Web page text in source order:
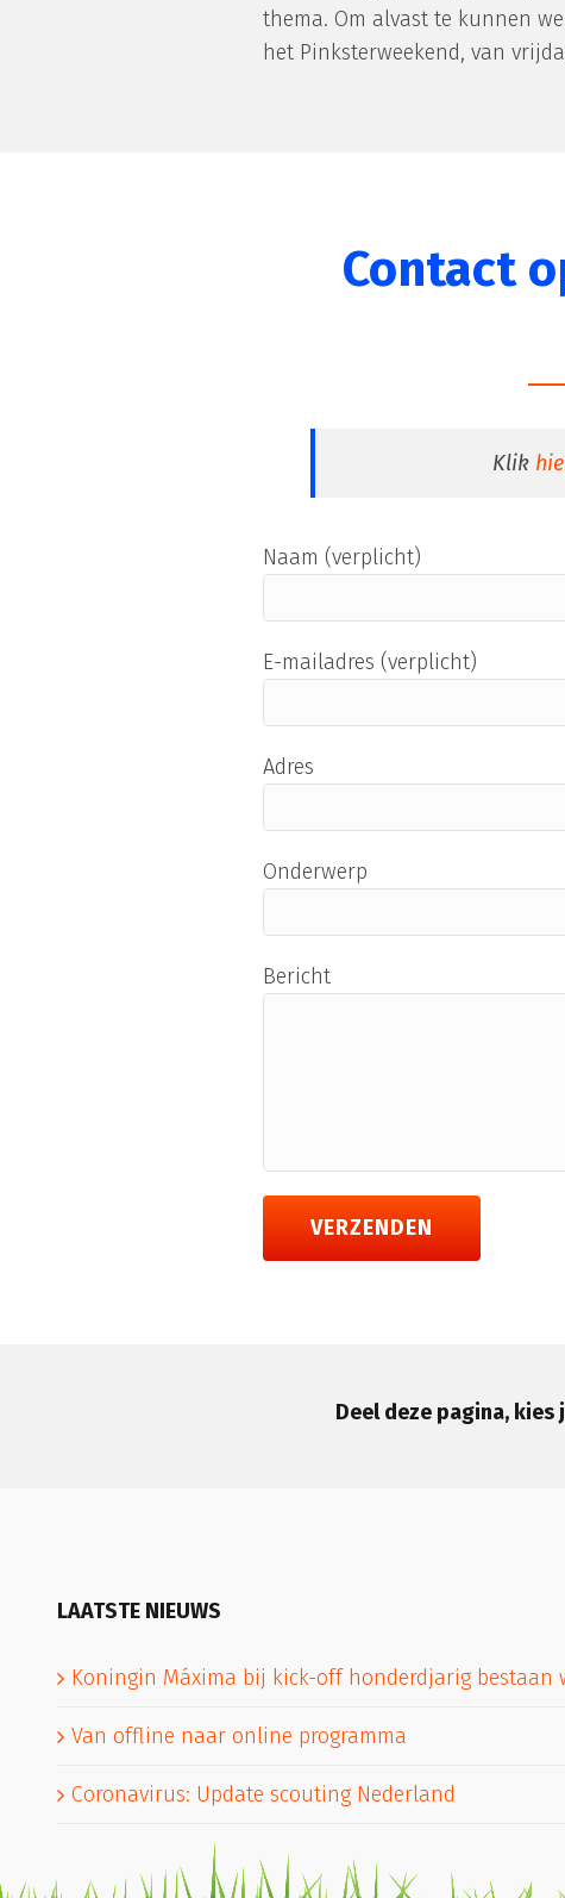
thema. Om alvast te kunnen
het Pinksterweekend, van
Contact
Klik
Naam (verplicht)
E-mailadres (verplicht)
Adres
Onderwerp
Bericht
Deel deze pagina,
LAATSTE NIEUWS
Koningin Máxima bij kick-off honderdjarig bestaan
Van offline naar online programma
Coronavirus: Update scouting Nederland